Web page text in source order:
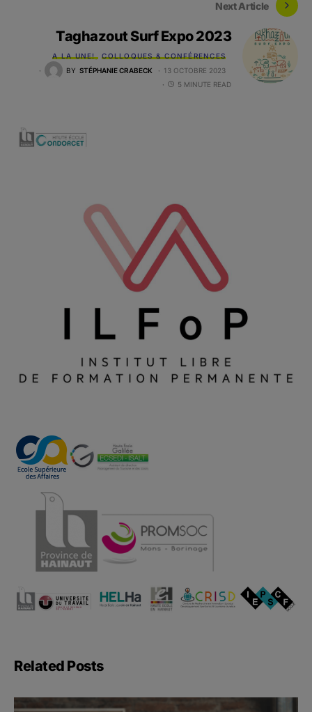
Next Article
Taghazout Surf Expo 2023
A LA UNE!
COLLOQUES & CONFÉRENCES
BY STÉPHANIE CRABECK
13 OCTOBRE 2023
5 MINUTE READ
Related Posts